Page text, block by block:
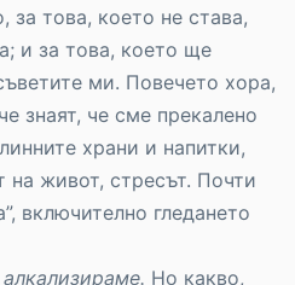
за това, което не става,
и за това, което ще
ми. Повечето хора,
знаят, че сме прекалено
храни и напитки,
на живот, стресът. Почти
включително гледането
Но какво,